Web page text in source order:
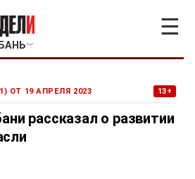
﹀
☰
ОТ 19 АПРЕЛЯ 2023 13+
рассказал о развитии